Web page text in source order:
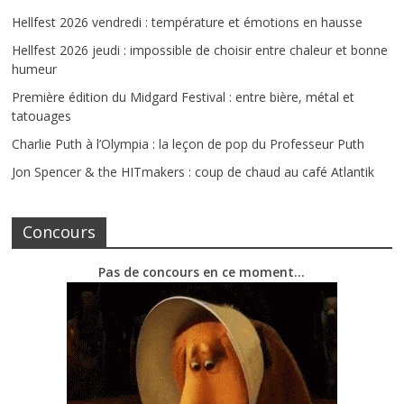
Hellfest 2026 vendredi : température et émotions en hausse
Hellfest 2026 jeudi : impossible de choisir entre chaleur et bonne
humeur
Première édition du Midgard Festival : entre bière, métal et
tatouages
Charlie Puth à l’Olympia : la leçon de pop du Professeur Puth
Jon Spencer & the HITmakers : coup de chaud au café Atlantik
Concours
Pas de concours en ce moment…